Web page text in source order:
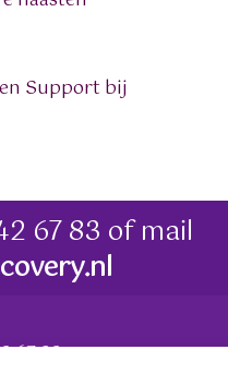
Support bij
67 83 of mail
67 83